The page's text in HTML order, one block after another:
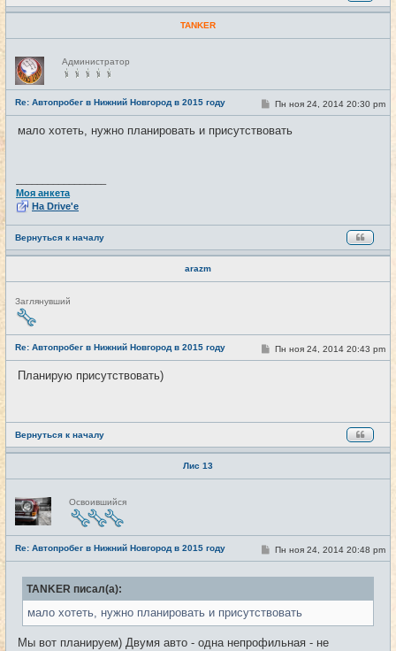
TANKER
Н
е
в
с
е
т
и
Администратор
Re: Автопробег в Нижний Новгород в 2015 году #19
С
о
б
Пн ноя 24, 2014 20:30 pm
мало хотеть, нужно планировать и присутствовать
Моя анкета
На Drive'e
Вернуться к началу
arazm
Н
е
в
т
и
Заглянувший
Re: Автопробег в Нижний Новгород в 2015 году #20
С
о
и
Пн ноя 24, 2014 20:43 pm
Планирую присутствовать)
Вернуться к началу
Лис 13
Н
е
в
с
е
т
и
Освоившийся
Re: Автопробег в Нижний Новгород в 2015 году #21
С
о
е
н
Пн ноя 24, 2014 20:48 pm
TANKER писал(а):
мало хотеть, нужно планировать и присутствовать
Мы вот планируем) Двумя авто - одна непрофильная - не